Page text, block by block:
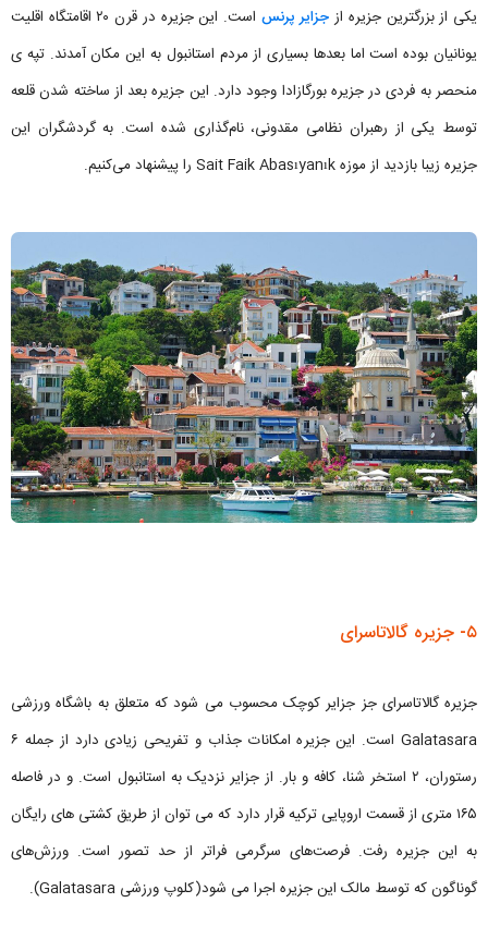
یکی از بزرگترین جزیره از جزایر پرنس
است. این جزیره در قرن ۲۰ اقامتگاه اقلیت
یونانیان بوده است اما بعدها بسیاری از مردم استانبول به این مکان آمدند. تپه ی
منحصر به فردی در جزیره بورگازادا وجود دارد. این جزیره بعد از ساخته شدن قلعه
توسط یکی از رهبران نظامی مقدونی، نام‌گذاری شده است. به گردشگران این
جزیره زیبا بازدید از موزه Sait Faik Abasıyanık را پیشنهاد می‌کنیم.
۵- جزیره گالاتاسرای
جزیره گالاتاسرای جز جزایر کوچک محسوب می شود که متعلق به باشگاه ورزشی
Galatasara است. این جزیره امکانات جذاب و تفریحی زیادی دارد از جمله ۶
رستوران، ۲ استخر شنا، کافه و بار. از جزایر نزدیک به استانبول است. و در فاصله
۱۶۵ متری از قسمت اروپایی ترکیه قرار دارد که می توان از طریق کشتی های رایگان
به این جزیره رفت. فرصت‌های سرگرمی فراتر از حد تصور است. ورزش‌های
گوناگون که توسط مالک این جزیره اجرا می شود(کلوپ ورزشی Galatasara).